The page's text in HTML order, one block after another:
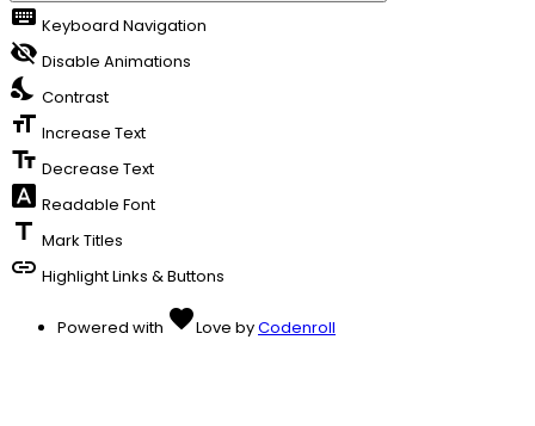
keyboard Keyboard Navigation
visibility_off Disable Animations
nights_stay Contrast
format_size Increase Text
text_fields Decrease Text
font_download Readable Font
title Mark Titles
link Highlight Links & Buttons
Powered with favoriteLove byCodenroll